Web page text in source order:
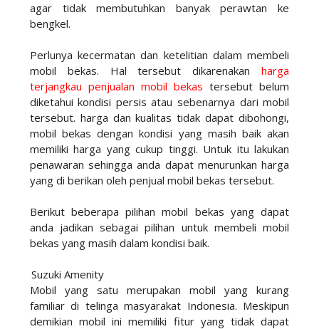
agar tidak membutuhkan banyak perawtan ke
bengkel.
Perlunya kecermatan dan ketelitian dalam membeli
mobil bekas. Hal tersebut dikarenakanharga
terjangkau penjualan mobil bekas tersebut belum
diketahui kondisi persis atau sebenarnya dari mobil
tersebut. harga dan kualitas tidak dapat dibohongi,
mobil bekas dengan kondisi yang masih baik akan
memiliki harga yang cukup tinggi. Untuk itu lakukan
penawaran sehingga anda dapat menurunkan harga
yang di berikan oleh penjual mobil bekas tersebut.
Berikut beberapa pilihan mobil bekas yang dapat
anda jadikan sebagai pilihan untuk membeli mobil
bekas yang masih dalam kondisi baik.
Suzuki Amenity
Mobil yang satu merupakan mobil yang kurang
familiar di telinga masyarakat Indonesia. Meskipun
demikian mobil ini memiliki fitur yang tidak dapat